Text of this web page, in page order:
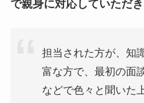
で親身に対応していただ
担当された方が、知
富な方で、最初の面
などで色々と聞いた